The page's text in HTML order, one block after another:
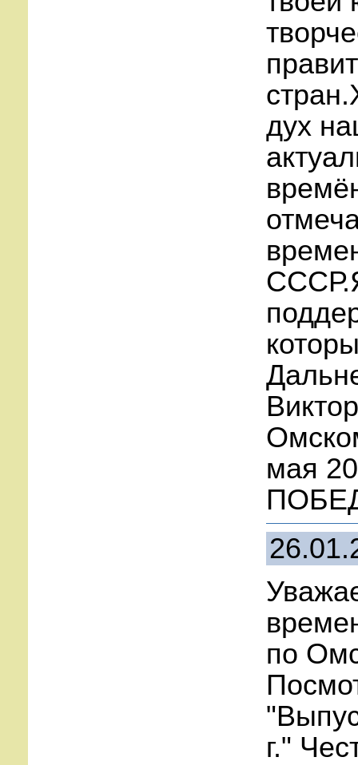
дух
мая
по
г."